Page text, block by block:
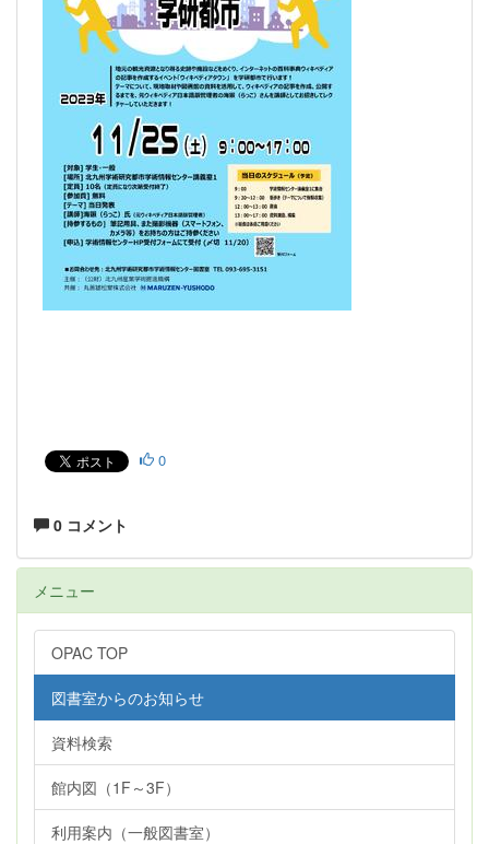
0
0 コメント
メニュー
OPAC TOP
図書室からのお知らせ
資料検索
館内図（1F～3F）
利用案内（一般図書室）